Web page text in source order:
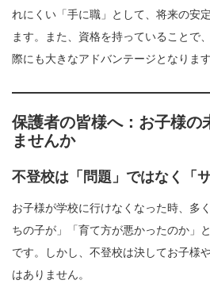
れにくい「手に職」として、将来の安
ます。また、資格を持っていることで
際にも大きなアドバンテージとなります
保護者の皆様へ：お子様の
ませんか
不登校は「問題」ではなく「サ
お子様が学校に行けなくなった時、多
ちの子が」「育て方が悪かったのか」
です。しかし、不登校は決してお子様
はありません。